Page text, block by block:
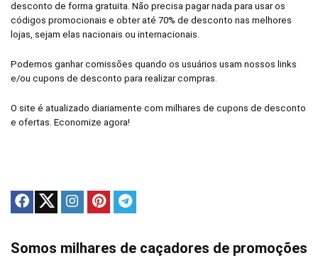
desconto de forma gratuita. Não precisa pagar nada para usar os
códigos promocionais e obter até 70% de desconto nas melhores
lojas, sejam elas nacionais ou internacionais.
Podemos ganhar comissões quando os usuários usam nossos links
e/ou cupons de desconto para realizar compras.
O site é atualizado diariamente com milhares de cupons de desconto
e ofertas. Economize agora!
Somos milhares de caçadores de promoções